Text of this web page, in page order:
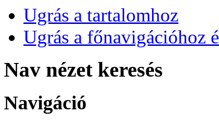
Ugrás a tartalomhoz
Ugrás a főnavigációhoz
Nav nézet keresés
Navigáció